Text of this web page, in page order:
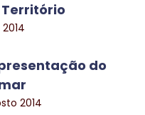
do
2014